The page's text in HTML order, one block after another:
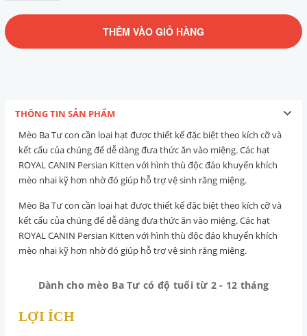
THÊM VÀO GIỎ HÀNG
THÔNG TIN SẢN PHẨM
Mèo Ba Tư con cần loại hạt được thiết kế đặc biệt theo kích cỡ và
kết cấu của chúng để dễ dàng đưa thức ăn vào miệng. Các hạt
ROYAL CANIN Persian Kitten với hình thù độc đáo khuyến khích
mèo nhai kỹ hơn nhờ đó giúp hỗ trợ vệ sinh răng miệng.
Mèo Ba Tư con cần loại hạt được thiết kế đặc biệt theo kích cỡ và
kết cấu của chúng để dễ dàng đưa thức ăn vào miệng. Các hạt
ROYAL CANIN Persian Kitten với hình thù độc đáo khuyến khích
mèo nhai kỹ hơn nhờ đó giúp hỗ trợ vệ sinh răng miệng.
Dành cho mèo Ba Tư có độ tuổi từ 2 - 12 tháng
LỢI ÍCH